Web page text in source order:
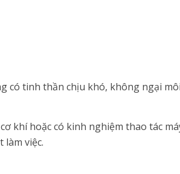
có tinh thần chịu khó, không ngại
khí hoặc có kinh nghiệm thao tác
làm việc.